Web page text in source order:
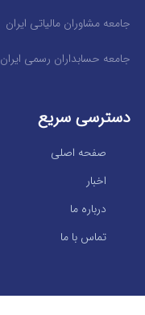
جامعه مشاوران مالیاتی ایران
جامعه حسابداران رسمی ایران
دسترسی سریع
صفحه اصلی
اخبار
درباره ما
تماس با ما